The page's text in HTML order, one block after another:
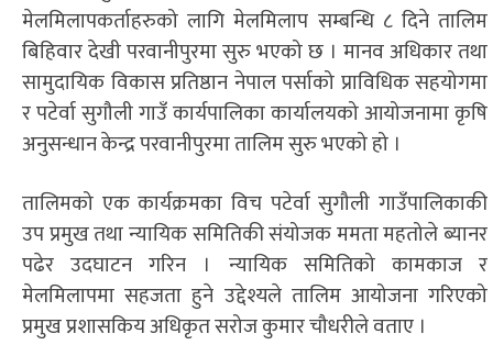
मेलमिलापकर्ताहरुको लागि मेलमिलाप सम्बन्धि ८ दिने तालिम
बिहिवार देखी परवानीपुरमा सुरु भएको छ । मानव अधिकार तथा
सामुदायिक विकास प्रतिष्ठान नेपाल पर्साको प्राविधिक सहयोगमा
र पटेर्वा सुगौली गाउँ कार्यपालिका कार्यालयको आयोजनामा कृषि
अनुसन्धान केन्द्र परवानीपुरमा तालिम सुरु भएको हो ।
तालिमको एक कार्यक्रमका विच पटेर्वा सुगौली गाउँपालिकाकी
उप प्रमुख तथा न्यायिक समितिकी संयोजक ममता महतोले ब्यानर
पढेर उदघाटन गरिन । न्यायिक समितिको कामकाज र
मेलमिलापमा सहजता हुने उद्देश्यले तालिम आयोजना गरिएको
प्रमुख प्रशासकिय अधिकृत सरोज कुमार चौधरीले वताए ।